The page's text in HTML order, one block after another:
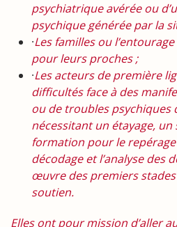
psychiatrique avérée ou
psychique générée par la
·Les familles ou
pour leurs proches ;
·Les acteurs de première
difficultés face à des
ou de troubles psychiques
nécessitant un étayage,
formation pour le
décodage et l’analyse des
œuvre des premiers stades
soutien.
Elles ont pour mission d’aller